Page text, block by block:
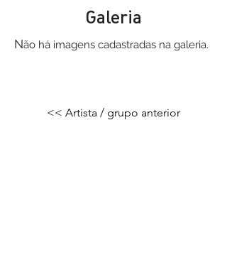
Galeria
Não há imagens cadastradas na galeria.
<< Artista / grupo anterior